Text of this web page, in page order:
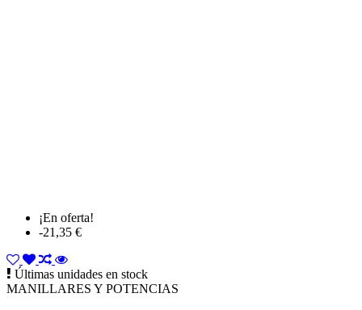
¡En oferta!
-21,35 €
Últimas unidades en stock
MANILLARES Y POTENCIAS